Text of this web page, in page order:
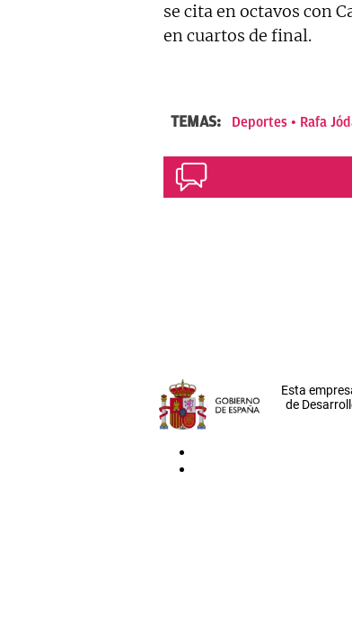
se cita en octavos con
en cuartos de final.
TEMAS: Deportes Rafa
Esta
de